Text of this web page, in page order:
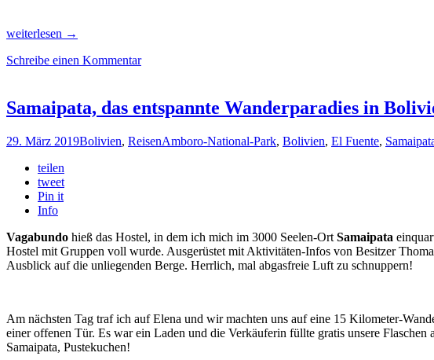
Wein,
Gesang
Fels-
Formationen
Bolivien
Argentinien
weiterlesen →
Schreibe einen Kommentar
Samaipata, das entspannte Wanderparadies in
29. März 2019Bolivien, ReisenAmboro-National-Park, Bolivien, El Fuente,
teilen
tweet
Pin it
Info
Vagabundo hieß das Hostel, in dem ich mich im 3000 Seelen-Ort Samaipata
Hostel mit Gruppen voll wurde. Ausgerüstet mit Aktivitäten-Infos von Besitzer
Ausblick auf die unliegenden Berge. Herrlich, mal abgasfreie Luft zu schnuppern!
Am nächsten Tag traf ich auf Elena und wir machten uns auf eine 15 Kilometer-
einer offenen Tür. Es war ein Laden und die Verkäuferin füllte gratis unsere
Samaipata, Pustekuchen!